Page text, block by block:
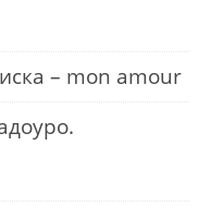
– mon amour